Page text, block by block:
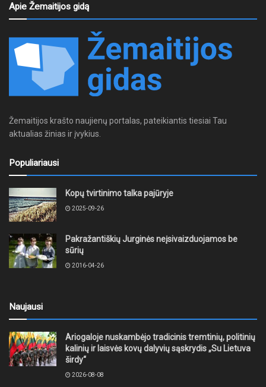
Apie Žemaitijos gidą
Žemaitijos krašto naujienų portalas, pateikiantis tiesiai Tau
aktualias žinias ir įvykius.
Populiariausi
Kopų tvirtinimo talka pajūryje
2025-09-26
Pakražantiškių Jurginės neįsivaizduojamos be
sūrių
2016-04-26
Naujausi
Ariogaloje nuskambėjo tradicinis tremtinių, politinių
kalinių ir laisvės kovų dalyvių sąskrydis „Su Lietuva
širdy“
2026-08-08